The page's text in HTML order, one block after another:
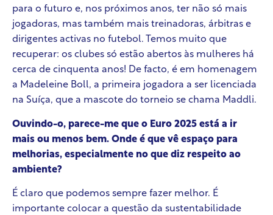
para o futuro e, nos próximos anos, ter não só mais
jogadoras, mas também mais treinadoras, árbitras e
dirigentes activas no futebol. Temos muito que
recuperar: os clubes só estão abertos às mulheres há
cerca de cinquenta anos! De facto, é em homenagem
a Madeleine Boll, a primeira jogadora a ser licenciada
na Suíça, que a mascote do torneio se chama Maddli.
Ouvindo-o, parece-me que o Euro 2025 está a ir
mais ou menos bem. Onde é que vê espaço para
melhorias, especialmente no que diz respeito ao
ambiente?
É claro que podemos sempre fazer melhor. É
importante colocar a questão da sustentabilidade